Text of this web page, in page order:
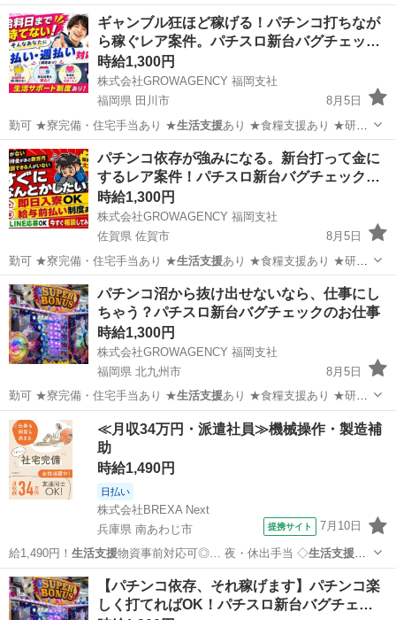
あり…
愛媛 松山市 その他 スロット
ギャンブル狂ほど稼げる！パチンコ打ちなが
ら稼ぐレア案件。パチスロ新台バグチェッ…
時給1,300円
株式会社GROWAGENCY 福岡支社
福岡県 田川市
8月5日
勤可 ★寮完備・住宅手当あり ★生活支援あり ★食糧支援あり ★研修
あり…
福岡 田川市 パチンコ スロット
パチンコ依存が強みになる。新台打って金に
するレア案件！パチスロ新台バグチェック…
時給1,300円
株式会社GROWAGENCY 福岡支社
佐賀県 佐賀市
8月5日
勤可 ★寮完備・住宅手当あり ★生活支援あり ★食糧支援あり ★研修
あり…
佐賀 佐賀市 パチンコ 新台
パチンコ沼から抜け出せないなら、仕事にし
ちゃう？パチスロ新台バグチェックのお仕事
時給1,300円
株式会社GROWAGENCY 福岡支社
福岡県 北九州市
8月5日
勤可 ★寮完備・住宅手当あり ★生活支援あり ★食糧支援あり ★研修
あり…
福岡 北九州市 パチンコ スロット
≪月収34万円・派遣社員≫機械操作・製造補
助
時給1,490円
日払い
株式会社BREXA Next
兵庫県 南あわじ市
提携サイト 7月10日
給1,490円！ 生活支援物資事前対応可◎… 夜・休出手当 ◇生活支援物
資事前対応可 … ください。 ★生活支援物資事前対応可能…
兵庫 南あわじ市 その他
【パチンコ依存、それ稼げます】パチンコ楽
しく打てればOK！パチスロ新台バグチェ…